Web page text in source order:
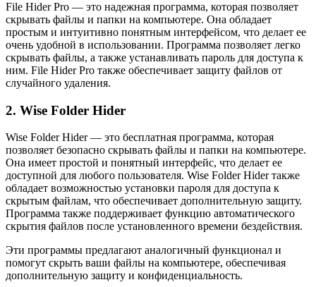
File Hider Pro — это надежная программа, которая позволяет
скрывать файлы и папки на компьютере. Она обладает
простым и интуитивно понятным интерфейсом, что делает ее
очень удобной в использовании. Программа позволяет легко
скрывать файлы, а также устанавливать пароль для доступа к
ним. File Hider Pro также обеспечивает защиту файлов от
случайного удаления.
2. Wise Folder Hider
Wise Folder Hider — это бесплатная программа, которая
позволяет безопасно скрывать файлы и папки на компьютере.
Она имеет простой и понятный интерфейс, что делает ее
доступной для любого пользователя. Wise Folder Hider также
обладает возможностью установки пароля для доступа к
скрытым файлам, что обеспечивает дополнительную защиту.
Программа также поддерживает функцию автоматического
скрытия файлов после установленного времени бездействия.
Эти программы предлагают аналогичный функционал и
помогут скрыть ваши файлы на компьютере, обеспечивая
дополнительную защиту и конфиденциальность.